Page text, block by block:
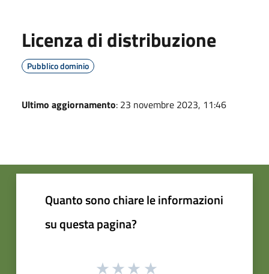
Licenza di distribuzione
Pubblico dominio
Ultimo aggiornamento: 23 novembre 2023, 11:46
Quanto sono chiare le informazioni
su questa pagina?